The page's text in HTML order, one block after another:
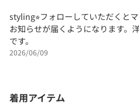
styling⭐︎フォローしていただくと
お知らせが届くようになります。
です。
2026/06/09
着用アイテム